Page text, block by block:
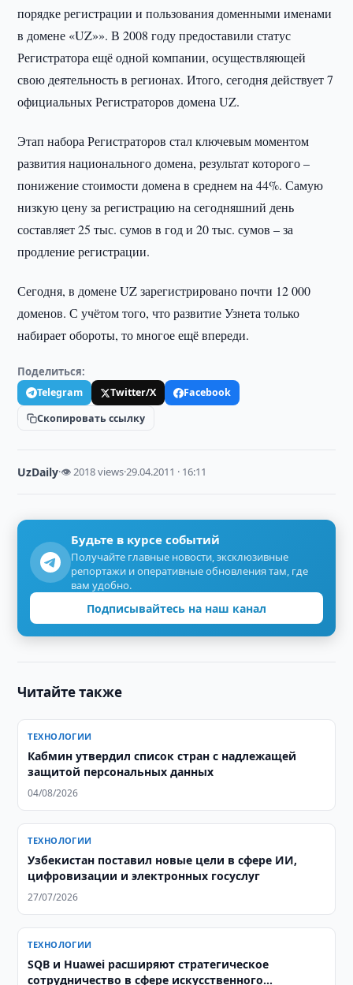
порядке регистрации и пользования доменными именами
в домене «UZ»». В 2008 году предоставили статус
Регистратора ещё одной компании, осуществляющей
свою деятельность в регионах. Итого, сегодня действует 7
официальных Регистраторов домена UZ.
Этап набора Регистраторов стал ключевым моментом
развития национального домена, результат которого –
понижение стоимости домена в среднем на 44%. Самую
низкую цену за регистрацию на сегодняшний день
составляет 25 тыс. сумов в год и 20 тыс. сумов – за
продление регистрации.
Сегодня, в домене UZ зарегистрировано почти 12 000
доменов. С учётом того, что развитие Узнета только
набирает обороты, то многое ещё впереди.
Поделиться:
Telegram Twitter/X
Facebook
Скопировать ссылку
UzDaily·👁 2018 views·29.04.2011 · 16:11
Будьте в курсе событий
Получайте главные новости, эксклюзивные
репортажи и оперативные обновления там, где
вам удобно.
Подписывайтесь на наш канал
Читайте также
ТЕХНОЛОГИИ
Кабмин утвердил список стран с надлежащей
защитой персональных данных
04/08/2026
ТЕХНОЛОГИИ
Узбекистан поставил новые цели в сфере ИИ,
цифровизации и электронных госуслуг
27/07/2026
ТЕХНОЛОГИИ
SQB и Huawei расширяют стратегическое
сотрудничество в сфере искусственного